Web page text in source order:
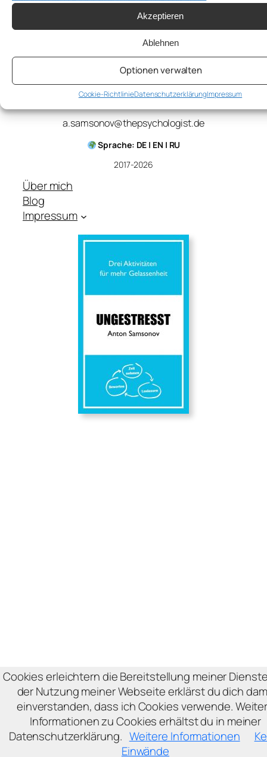
Akzeptieren
Ablehnen
Optionen verwalten
Cookie-RichtlinieDatenschutzerklärungImpressum
Anton Samsonov
a.samsonov@thepsychologist.de
Sprache: DE | EN | RU
2017-2026
Über mich
Blog
Impressum
Cookies erleichtern die Bereitstellung meiner
der Nutzung meiner Webseite erklärst du dich
einverstanden, dass ich Cookies verwende.
Informationen zu Cookies erhältst du in meiner
Datenschutzerklärung. Weitere Informationen
Einwände